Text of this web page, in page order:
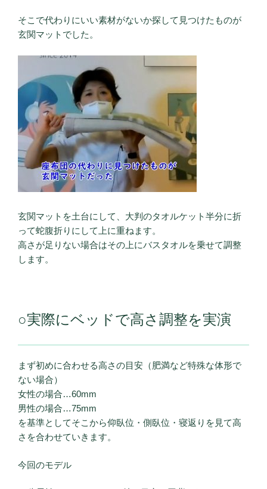
そこで代わりにいい素材がないか探して見つけたものが
玄関マットでした。
玄関マットを土台にして、大判のタオルケット半分に折
って蛇腹折りにして上に重ねます。
高さが足りない場合はその上にバスタオルを乗せて調整
します。
○実際にベッドで高さ調整を実演
まず初めに合わせる高さの目安（肥満など特殊な体形で
ない場合）
女性の場合…60mm
男性の場合…75mm
を基準としてそこから仰臥位・側臥位・寝返りを見て高
さを合わせていきます。
今回のモデル